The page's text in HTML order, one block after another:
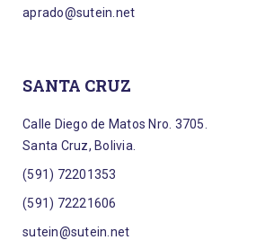
aprado@sutein.net
SANTA CRUZ
Calle Diego de Matos Nro. 3705.
Santa Cruz, Bolivia.
(591) 72201353
(591) 72221606
sutein@sutein.net